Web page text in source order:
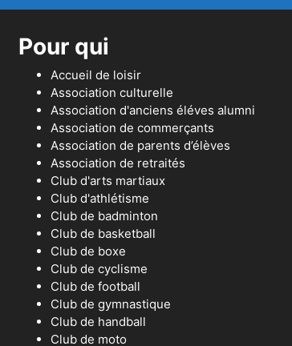
Pour qui
Accueil de loisir
Association culturelle
Association d'anciens éléves alumni
Association de commerçants
Association de parents d’élèves
Association de retraités
Club d'arts martiaux
Club d'athlétisme
Club de badminton
Club de basketball
Club de boxe
Club de cyclisme
Club de football
Club de gymnastique
Club de handball
Club de moto